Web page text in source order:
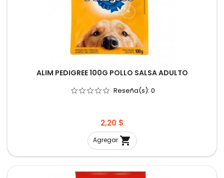
ALIM PEDIGREE 100G POLLO SALSA ADULTO
Reseña(s): 0
Precio
2,20 $
Agregar 